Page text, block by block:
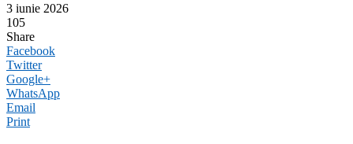
3 iunie 2026
105
Share
Facebook
Twitter
Google+
WhatsApp
Email
Print